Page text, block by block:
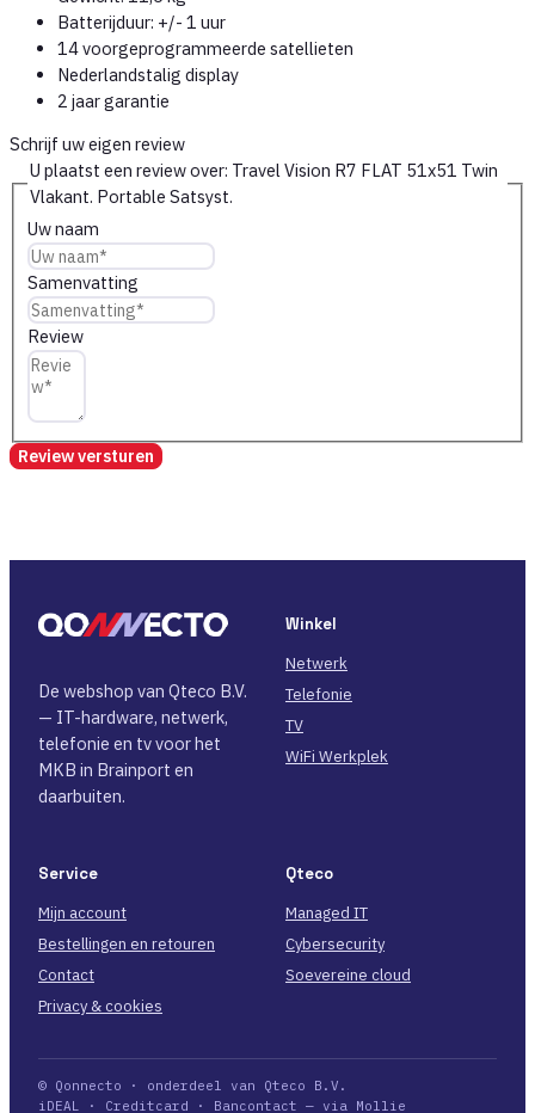
Batterijduur: +/- 1 uur
14 voorgeprogrammeerde satellieten
Nederlandstalig display
2 jaar garantie
Schrijf uw eigen review
U plaatst een review over: Travel Vision R7 FLAT 51x51 Twin
Vlakant. Portable Satsyst.
Uw naam
Samenvatting
Review
Review versturen
De webshop van Qteco B.V.
— IT-hardware, netwerk,
telefonie en tv voor het
MKB in Brainport en
daarbuiten.
Winkel
Netwerk
Telefonie
TV
WiFi Werkplek
Service
Mijn account
Bestellingen en retouren
Contact
Privacy & cookies
Qteco
Managed IT
Cybersecurity
Soevereine cloud
© Qonnecto · onderdeel van Qteco B.V.
iDEAL · Creditcard · Bancontact — via Mollie